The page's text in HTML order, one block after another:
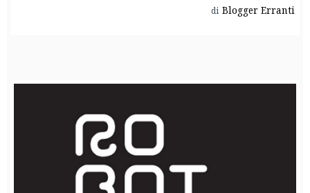
di Blogger Erranti